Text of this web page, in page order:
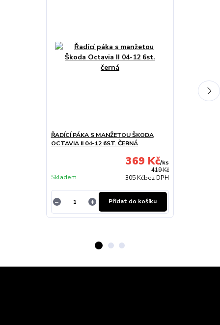
ŘADÍCÍ PÁKA S MANŽETOU ŠKODA
OCTAVIA II 04-12 6ST. ČERNÁ
419 Kč
369 Kč/ks
305 Kčbez DPH
Skladem
Přidat do košíku